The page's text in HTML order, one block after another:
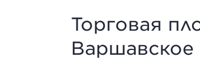
Торговая
Варшавское